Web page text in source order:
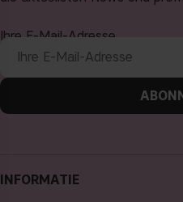
INFORMATIE
Ihre E-Mail-Adresse